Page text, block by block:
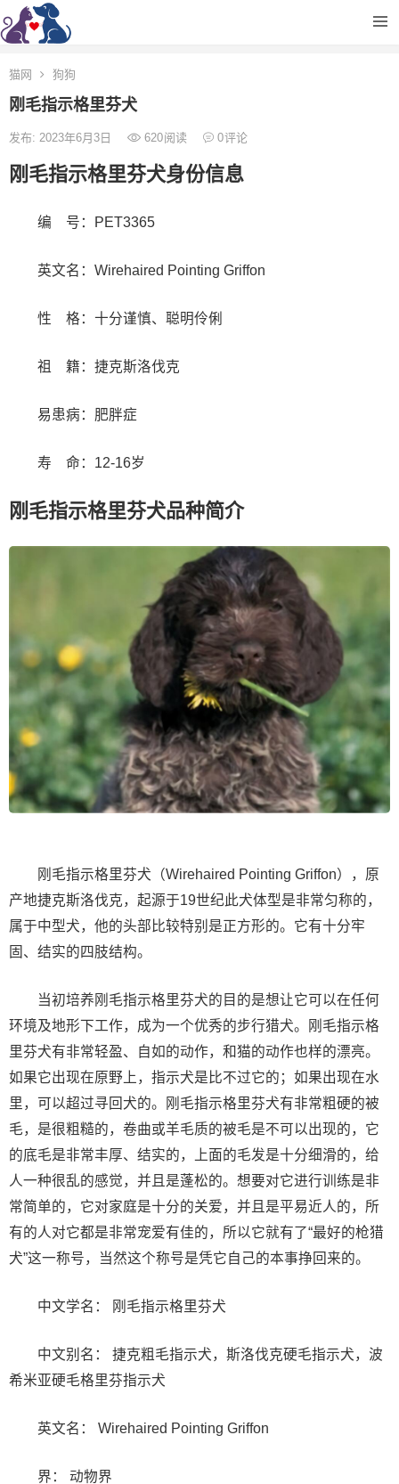
猫网 狗狗
刚毛指示格里芬犬
发布: 2023年6月3日 620阅读 0评论
刚毛指示格里芬犬身份信息
编 号：PET3365
英文名：Wirehaired Pointing Griffon
性 格：十分谨慎、聪明伶俐
祖 籍：捷克斯洛伐克
易患病：肥胖症
寿 命：12-16岁
刚毛指示格里芬犬品种简介
刚毛指示格里芬犬（Wirehaired Pointing Griffon），原
产地捷克斯洛伐克，起源于19世纪此犬体型是非常匀称的，
属于中型犬，他的头部比较特别是正方形的。它有十分牢
固、结实的四肢结构。
当初培养刚毛指示格里芬犬的目的是想让它可以在任何
环境及地形下工作，成为一个优秀的步行猎犬。刚毛指示格
里芬犬有非常轻盈、自如的动作，和猫的动作也样的漂亮。
如果它出现在原野上，指示犬是比不过它的；如果出现在水
里，可以超过寻回犬的。刚毛指示格里芬犬有非常粗硬的被
毛，是很粗糙的，卷曲或羊毛质的被毛是不可以出现的，它
的底毛是非常丰厚、结实的，上面的毛发是十分细滑的，给
人一种很乱的感觉，并且是蓬松的。想要对它进行训练是非
常简单的，它对家庭是十分的关爱，并且是平易近人的，所
有的人对它都是非常宠爱有佳的，所以它就有了“最好的枪猎
犬”这一称号，当然这个称号是凭它自己的本事挣回来的。
中文学名： 刚毛指示格里芬犬
中文别名： 捷克粗毛指示犬，斯洛伐克硬毛指示犬，波
希米亚硬毛格里芬指示犬
英文名： Wirehaired Pointing Griffon
界： 动物界